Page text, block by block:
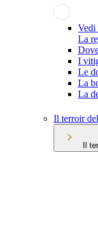
Vedi
La
I
Le
La
La
Il terroir
Il